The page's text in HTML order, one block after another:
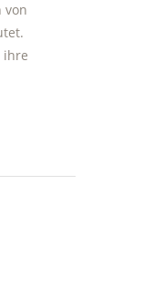
von
ihre